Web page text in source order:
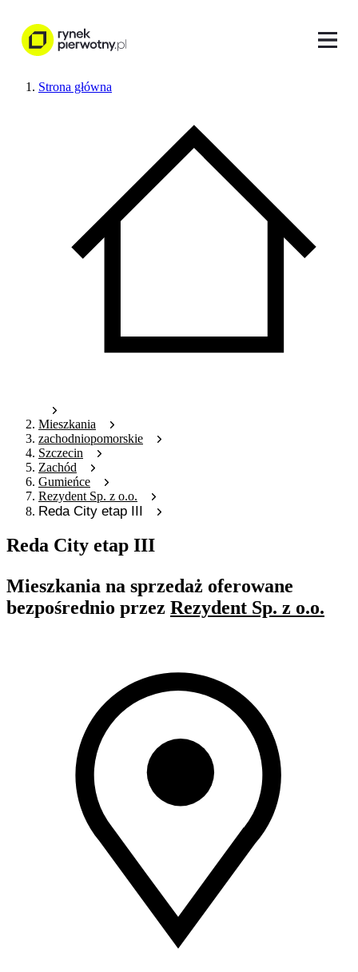
Strona główna
Mieszkania
zachodniopomorskie
Szczecin
Zachód
Gumieńce
Rezydent Sp. z o.o.
Reda City etap III
Reda City etap III
Mieszkania na sprzedaż oferowane
bezpośrednio przez Rezydent Sp. z o.o.